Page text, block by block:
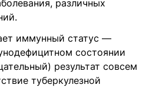
различных
иммунный статус —
состоянии
результат совсем
туберкулезной